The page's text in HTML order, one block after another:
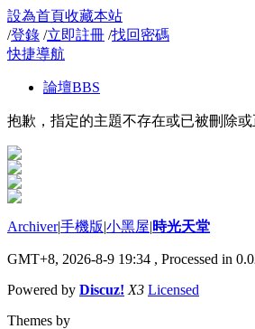
設為首頁收藏本站
/登錄 /立即註冊 /找回密碼
快捷導航
論壇BBS
抱歉，指定的主題不存在或已被刪除
Archiver|手機版|小黑屋|時光天堂
GMT+8, 2026-8-9 19:34 , Processed in
Powered by Discuz! X3 Licensed
Themes by